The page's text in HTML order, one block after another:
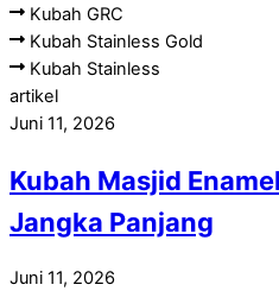
Kubah GRC
Kubah Stainless Gold
Kubah Stainless
artikel
Juni 11, 2026
Kubah Masjid
Jangka Panjang
Juni 11, 2026